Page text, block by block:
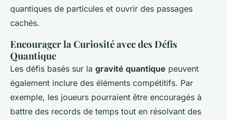
quantiques de particules et ouvrir des passages
cachés.
Encourager la Curiosité avec des Défis
Quantique
Les défis basés sur la gravité quantique peuvent
également inclure des éléments compétitifs. Par
exemple, les joueurs pourraient être encouragés à
battre des records de temps tout en résolvant des